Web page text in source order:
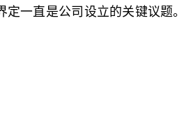
一直是公司设立的关键议题